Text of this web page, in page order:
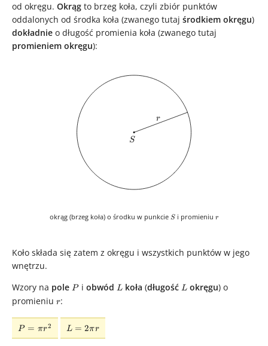
od okręgu. Okrąg to brzeg koła, czyli zbiór punktów
oddalonych od środka koła (zwanego tutaj środkiem okręgu)
dokładnie o długość promienia koła (zwanego tutaj
promieniem okręgu):
S
S
r
r
okrąg (brzeg koła) o środku w punkcie S
Si promieniu r
r
Koło składa się zatem z okręgu i wszystkich punktów w jego
wnętrzu.
Wzory na pole P
P iobwódL
L koła (długośćL
L okręgu) o
promieniu r
r:
P =
\pi
P = πr2
L =
2\pi
L = 2πr